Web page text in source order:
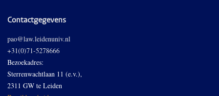
Contactgegevens
pao@law.leidenuniv.nl
+31(0)71-5278666
Bezoekadres:
Sterrenwachtlaan 11 (e.v.),
2311 GW te Leiden